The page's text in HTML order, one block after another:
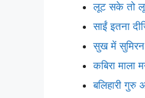
लूट सके तो
साईं इतना
सुख में सुमिरन
कबिरा माला
बलिहारी गुरु